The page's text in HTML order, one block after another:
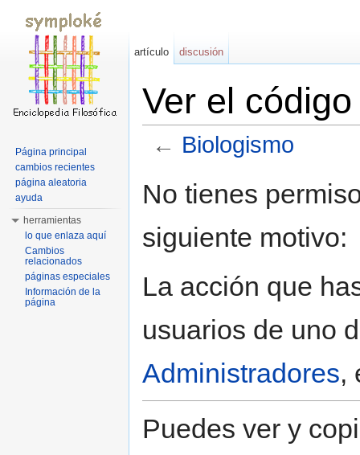
Ver el
← Biologismo
No tienes
siguiente motivo:
La acción que
usuarios de uno
Administradores,
Puedes ver y
artículo discusión
Página principal
cambios recientes
página aleatoria
ayuda
herramientas
lo que enlaza aquí
Cambios
relacionados
páginas especiales
Información de la
página